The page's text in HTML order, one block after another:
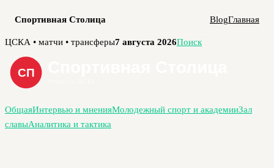
Спортивная Столица BlogГлавная
Перейти
содержимому
ЦСКА • матчи • трансферы7 августа 2026Поиск
ОбщаяИнтервью и мненияМолодежный спорт и академииЗал
славыАналитика и тактика